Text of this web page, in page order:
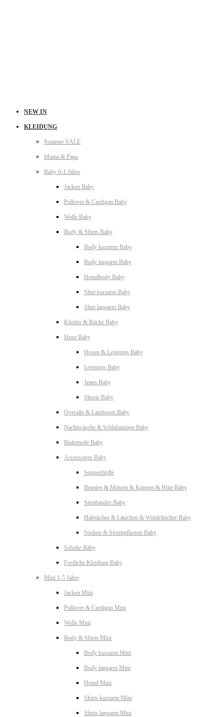
NEW IN
KLEIDUNG
Sommer SALE
Mama & Papa
Baby 0-1 Jahre
Jacken Baby
Pullover & Cardigan Baby
Wolle Baby
Body & Shirts Baby
Body kurzarm Baby
Body langarm Baby
Hemdbody Baby
Shirt kurzarm Baby
Shirt langarm Baby
Kleider & Röcke Baby
Hose Baby
Hosen & Leggings Baby
Leggings Baby
Jeans Baby
Shorts Baby
Overalls & Latzhosen Baby
Nachtwäsche & Schlafanzüge Baby
Bademode Baby
Accessoires Baby
Sonnenbrille
Beanies & Mützen & Kappen & Hüte Baby
Stirnbänder Baby
Halstücher & Lätzchen & Windeltücher Baby
Socken & Strumpfhosen Baby
Schuhe Baby
Festliche Kleidung Baby
Mini 1-5 Jahre
Jacken Mini
Pullover & Cardigan Mini
Wolle Mini
Body & Shirts Mini
Body kurzarm Mini
Body langarm Mini
Hemd Mini
Shirts kurzarm Mini
Shirts langarm Mini